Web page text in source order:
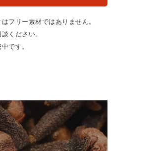
フリー素材ではありません。
ください。
です。